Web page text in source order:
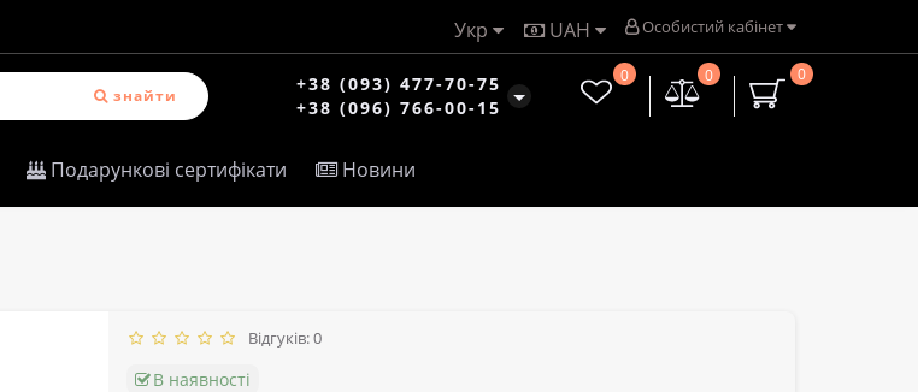
Особистий кабінет
UAH
Укр
знайти
+38 (093) 477-70-75
+38 (096) 766-00-15
0
0
0
Подарункові сертифікати Новини
Відгуків: 0
В наявності